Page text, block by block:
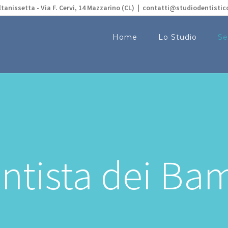
- Via F. Cervi, 14 Mazzarino (CL) |
Home Lo Studio
dei